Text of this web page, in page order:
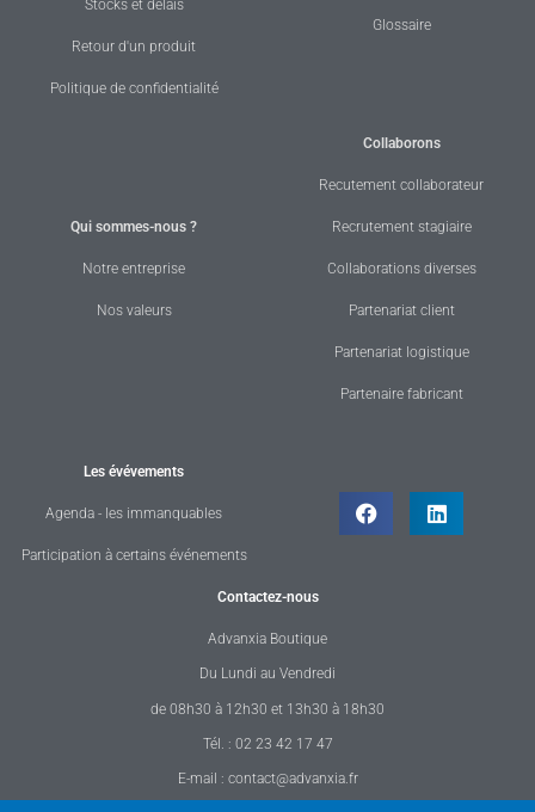
Stocks et délais
Retour d'un produit
Politique de confidentialité
Glossaire
Qui sommes-nous ?
Notre entreprise
Nos valeurs
Collaborons
Recutement collaborateur
Recrutement stagiaire
Collaborations diverses
Partenariat client
Partenariat logistique
Partenaire fabricant
Les évévements
Agenda - les immanquables
Participation à certains événements
Contactez-nous
Advanxia Boutique
Du Lundi au Vendredi
de 08h30 à 12h30 et 13h30 à 18h30
Tél. : 02 23 42 17 47
E-mail : contact@advanxia.fr